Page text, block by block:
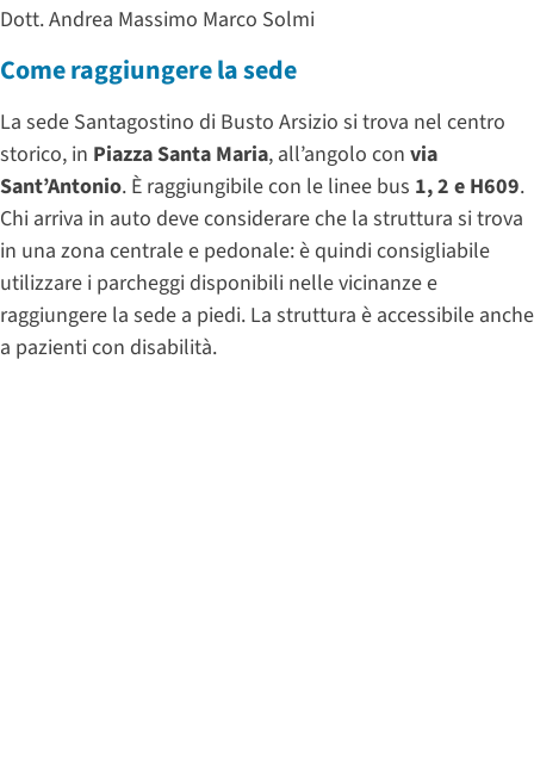
Dott. Andrea Massimo Marco Solmi
Come raggiungere la sede
La sede Santagostino di Busto Arsizio si trova nel centro
storico, in Piazza Santa Maria, all’angolo con via
Sant’Antonio. È raggiungibile con le linee bus 1, 2 e H609.
Chi arriva in auto deve considerare che la struttura si trova
in una zona centrale e pedonale: è quindi consigliabile
utilizzare i parcheggi disponibili nelle vicinanze e
raggiungere la sede a piedi. La struttura è accessibile anche
a pazienti con disabilità.